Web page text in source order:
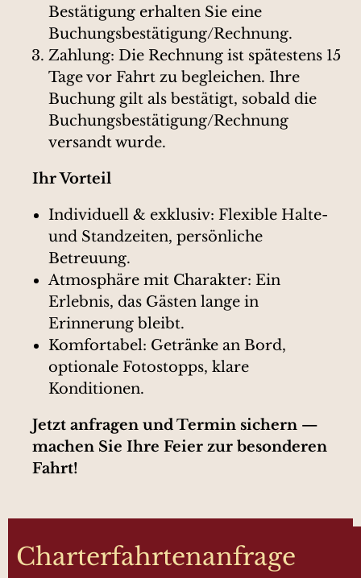
Bestätigung erhalten Sie eine
Buchungsbestätigung/Rechnung.
Zahlung: Die Rechnung ist spätestens 15
Tage vor Fahrt zu begleichen. Ihre
Buchung gilt als bestätigt, sobald die
Buchungsbestätigung/Rechnung
versandt wurde.
Ihr Vorteil
Individuell & exklusiv: Flexible Halte-
und Standzeiten, persönliche
Betreuung.
Atmosphäre mit Charakter: Ein
Erlebnis, das Gästen lange in
Erinnerung bleibt.
Komfortabel: Getränke an Bord,
optionale Fotostopps, klare
Konditionen.
Jetzt anfragen und Termin sichern —
machen Sie Ihre Feier zur besonderen
Fahrt!
Charterfahrtenanfrage